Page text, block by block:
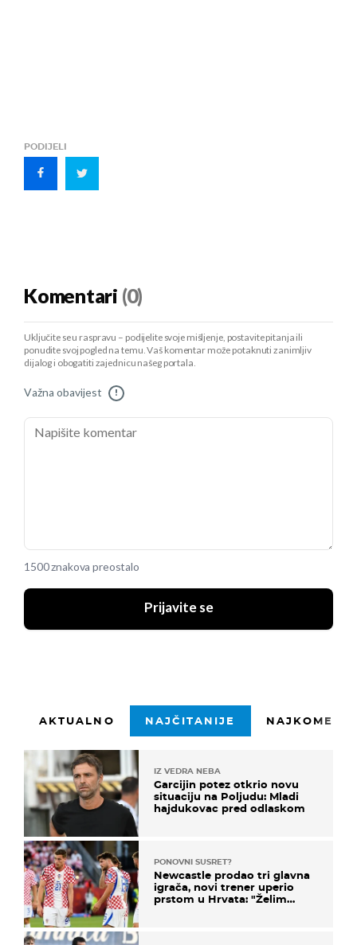
PODIJELI
Komentari (0)
Uključite se u raspravu – podijelite svoje mišljenje, postavite pitanja ili
ponudite svoj pogled na temu. Vaš komentar može potaknuti zanimljiv
dijalog i obogatiti zajednicu našeg portala.
Važna obavijest !
1500 znakova preostalo
Prijavite se
AKTUALNO NAJČITANIJE
IZ VEDRA NEBA
Garcijin potez otkrio novu
situaciju na Poljudu: Mladi
hajdukovac pred odlaskom
PONOVNI SUSRET?
Newcastle prodao tri glavna
igrača, novi trener uperio
prstom u Hrvata: "Želim